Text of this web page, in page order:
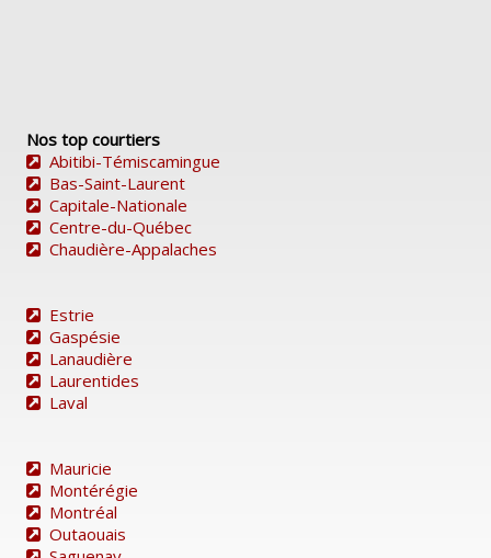
Nos top courtiers
Abitibi-Témiscamingue
Bas-Saint-Laurent
Capitale-Nationale
Centre-du-Québec
Chaudière-Appalaches
Estrie
Gaspésie
Lanaudière
Laurentides
Laval
Mauricie
Montérégie
Montréal
Outaouais